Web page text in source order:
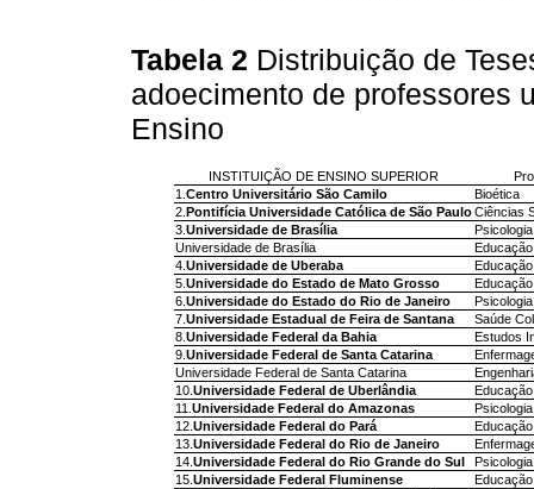
Tabela 2 Distribuição de
adoecimento de professores
Ensino
INSTITUIÇÃO DE ENSINO SUPERIOR
1. Centro Universitário São Camilo
Bioética
2. Pontifícia Universidade Católica de São Paulo Ciências
3. Universidade de Brasília
Psicologia
Universidade de Brasília
Educação
4. Universidade de Uberaba
Educação
5. Universidade do Estado de Mato Grosso
Educação
6. Universidade do Estado do Rio de Janeiro
Psicologia
7. Universidade Estadual de Feira de Santana
Saúde
8. Universidade Federal da Bahia
Estudos
9. Universidade Federal de Santa Catarina
Universidade Federal de Santa Catarina
10. Universidade Federal de Uberlândia
Educação
11. Universidade Federal do Amazonas
Psicologia
12. Universidade Federal do Pará
Educação
13. Universidade Federal do Rio de Janeiro
14. Universidade Federal do Rio Grande do Sul
Psicologia
15. Universidade Federal Fluminense
Educação